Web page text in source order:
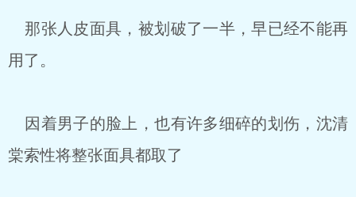
那张人皮面具，被划破了一半，早已经不能再
用了。
因着男子的脸上，也有许多细碎的划伤，沈清
棠索性将整张面具都取了